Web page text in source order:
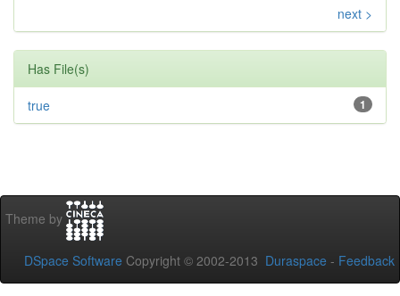
next >
Has File(s)
1
true
Theme by
DSpace Software Copyright © 2002-2013 Duraspace - Feedback